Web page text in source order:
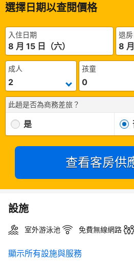
選擇日期以查閱價格
入住日期
8 月 15 日（六）
退
8
成人 孩童
此趟是否為商務差旅？
是
查看客房供
設施
室外游泳池 免費無線網路
顯示所有設施與服務